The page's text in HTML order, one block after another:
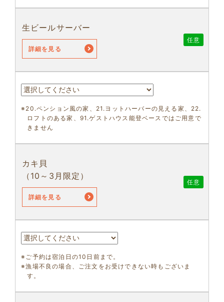
生ビールサーバー
詳細を見る
任意
※20.ペンション風の家、21.ヨットハーバーの見える家、22.
ロフトのある家、91.ゲストハウス能登ベースではご用意で
きません
カキ貝
（10～3月限定）
詳細を見る
任意
※ご予約は宿泊日の10日前まで。
※漁場不良の場合、ご注文をお受けできない時もございま
す。